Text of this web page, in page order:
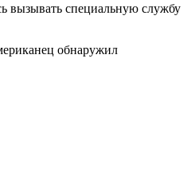
вызывать специальную службу
обнаружил